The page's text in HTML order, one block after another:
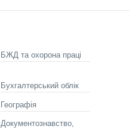
БЖД та охорона праці
Бухгалтерський облік
Географія
Документознавство,